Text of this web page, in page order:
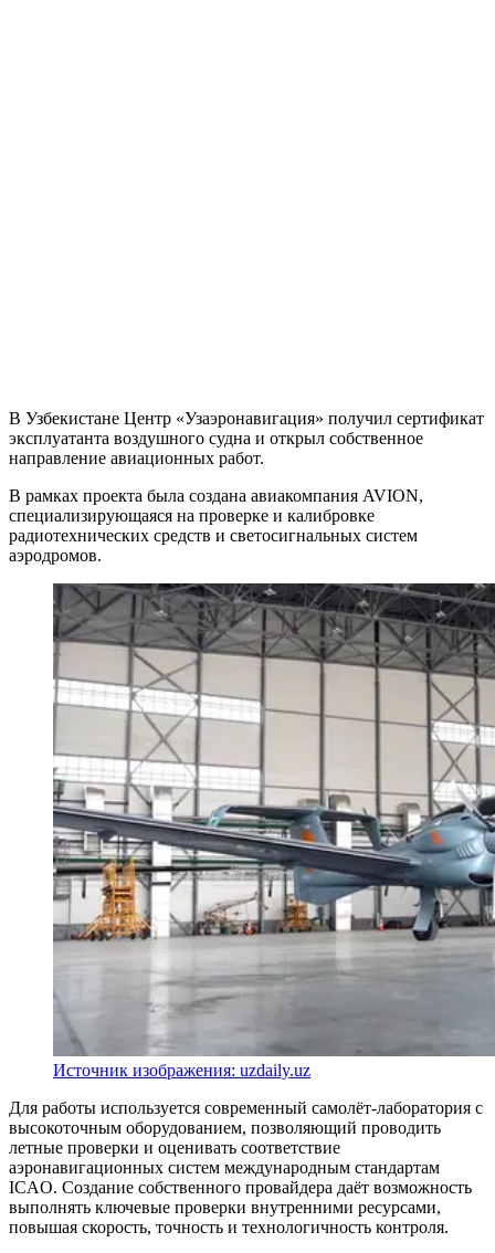
В Узбекистане Центр «Узаэронавигация» получил сертификат
эксплуатанта воздушного судна и открыл собственное
направление авиационных работ.
В рамках проекта была создана авиакомпания AVION,
специализирующаяся на проверке и калибровке
радиотехнических средств и светосигнальных систем
аэродромов.
Источник изображения: uzdaily.uz
Для работы используется современный самолёт-лаборатория с
высокоточным оборудованием, позволяющий проводить
летные проверки и оценивать соответствие
аэронавигационных систем международным стандартам
ICAO. Создание собственного провайдера даёт возможность
выполнять ключевые проверки внутренними ресурсами,
повышая скорость, точность и технологичность контроля.